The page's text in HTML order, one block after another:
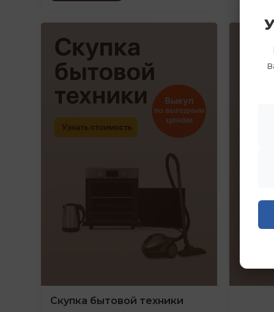
Скупка бытовой техники